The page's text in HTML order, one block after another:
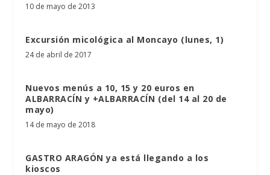
10 de mayo de 2013
Excursión micológica al Moncayo (lunes, 1)
24 de abril de 2017
Nuevos menús a 10, 15 y 20 euros en
ALBARRACÍN y +ALBARRACÍN (del 14 al 20 de
mayo)
14 de mayo de 2018
GASTRO ARAGÓN ya está llegando a los
kioscos